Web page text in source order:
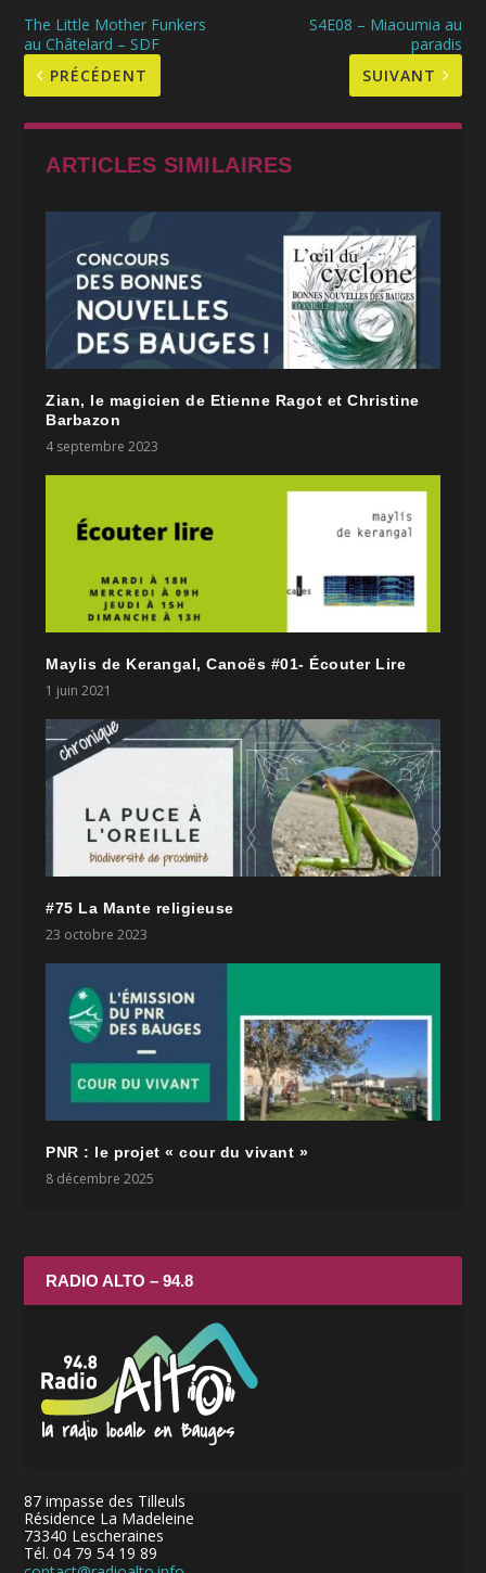
The Little Mother Funkers
au Châtelard – SDF
PRÉCÉDENT
S4E08 – Miaoumia au
paradis
SUIVANT
ARTICLES SIMILAIRES
Zian, le magicien de Etienne Ragot et Christine
Barbazon
4 septembre 2023
Maylis de Kerangal, Canoës #01- Écouter Lire
1 juin 2021
#75 La Mante religieuse
23 octobre 2023
PNR : le projet « cour du vivant »
8 décembre 2025
RADIO ALTO – 94.8
87 impasse des Tilleuls
Résidence La Madeleine
73340 Lescheraines
Tél. 04 79 54 19 89